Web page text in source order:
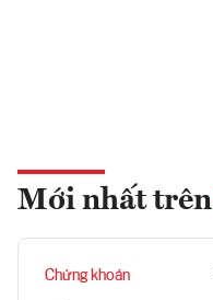
Mới nhất trên
Chứng khoán